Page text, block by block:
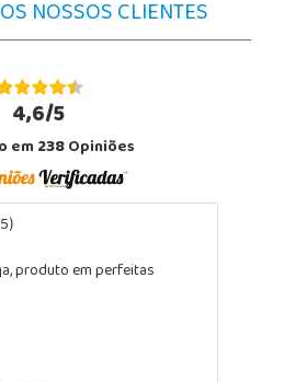
NOSSOS CLIENTES
4,6/5
em238Opiniões
5)
produto em perfeitas